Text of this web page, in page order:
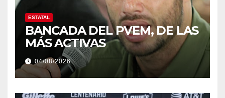
ESTATAL
BANCADA DEL PVEM, DE LAS
MÁS ACTIVAS
04/08/2026